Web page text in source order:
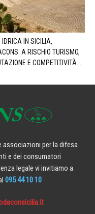
IDRICA IN SICILIA,
A RISCHIO TURISMO,
E COMPETITIVITÀ...
associazioni per la difesa
e dei consumatori
legale vi invitiamo a
095 44 10 10